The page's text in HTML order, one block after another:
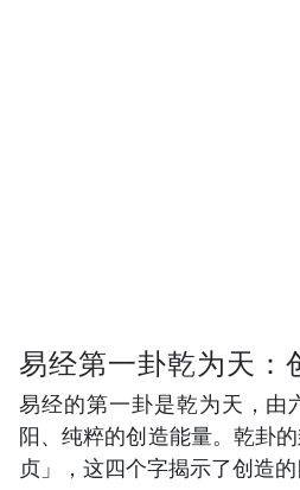
易经第一卦乾为天：
易经的第一卦是乾为天，由
阳、纯粹的创造能量。乾卦的
贞」，这四个字揭示了创造的